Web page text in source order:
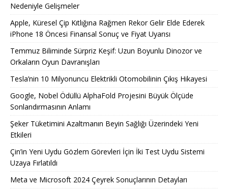
Nedeniyle Gelişmeler
Apple, Küresel Çip Kıtlığına Rağmen Rekor Gelir Elde Ederek
iPhone 18 Öncesi Finansal Sonuç ve Fiyat Uyarısı
Temmuz Biliminde Sürpriz Keşif: Uzun Boyunlu Dinozor ve
Orkaların Oyun Davranışları
Tesla’nin 10 Milyonuncu Elektrikli Otomobilinin Çıkış Hikayesi
Google, Nobel Ödüllü AlphaFold Projesini Büyük Ölçüde
Sonlandırmasının Anlamı
Şeker Tüketimini Azaltmanın Beyin Sağlığı Üzerindeki Yeni
Etkileri
Çin’in Yeni Uydu Gözlem Görevleri İçin İki Test Uydu Sistemi
Uzaya Fırlatıldı
Meta ve Microsoft 2024 Çeyrek Sonuçlarının Detayları